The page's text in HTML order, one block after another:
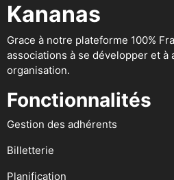
Kananas
Grace à notre plateforme 100%
associations à se développer et à
organisation.
Fonctionnalités
Gestion des adhérents
Billetterie
Planification